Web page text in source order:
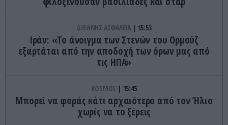
ΔΙΕΘΝΗΣ ΑΣΦΑΛΕΙΑ 15:53
Ιράν: «Το άνοιγμα των Στενών του Ορμούζ
εξαρτάται από την αποδοχή των όρων μας από
τις ΗΠΑ»
ΚΟΣΜΟΣ 15:45
Μπορεί να φοράς κάτι αρχαιότερο από τον Ήλιο
χωρίς να το ξέρεις